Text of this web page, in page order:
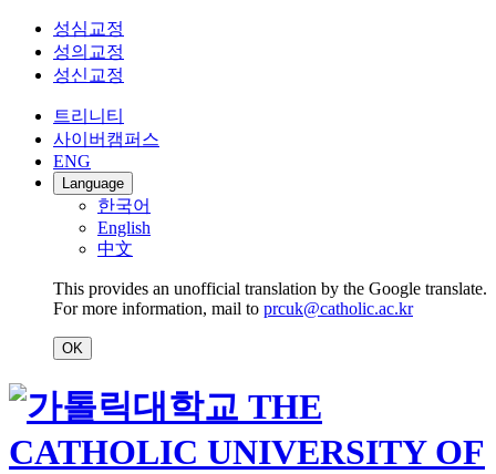
성심교정
성의교정
성신교정
트리니티
사이버캠퍼스
ENG
Language
한국어
English
中文
This provides an unofficial translation by the Google translate.
For more information, mail to prcuk@catholic.ac.kr
OK